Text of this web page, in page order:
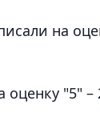
на
"5" –